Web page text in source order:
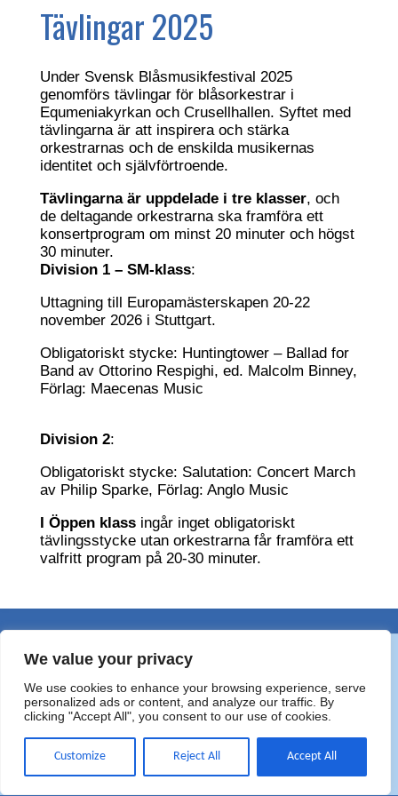
We value your privacy
We use cookies to enhance your browsing experience, serve
personalized ads or content, and analyze our traffic. By
clicking "Accept All", you consent to our use of cookies.
Customize Reject All Accept All
Tävlingar 2025
Under Svensk Blåsmusikfestival 2025
genomförs tävlingar för blåsorkestrar i
Equmeniakyrkan och Crusellhallen. Syftet med
tävlingarna är att inspirera och stärka
orkestrarnas och de enskilda musikernas
identitet och självförtroende.
Tävlingarna är uppdelade i tre klasser, och
de deltagande orkestrarna ska framföra ett
konsertprogram om minst 20 minuter och högst
30 minuter.
Division 1 – SM-klass:
Uttagning till Europamästerskapen 20-22
november 2026 i Stuttgart.
Obligatoriskt stycke: Huntingtower – Ballad for
Band av Ottorino Respighi, ed. Malcolm Binney,
Förlag: Maecenas Music
Division 2:
Obligatoriskt stycke: Salutation: Concert March
av Philip Sparke, Förlag: Anglo Music
I Öppen klass ingår inget obligatoriskt
tävlingsstycke utan orkestrarna får framföra ett
valfritt program på 20-30 minuter.
©2020 Svensk Blåsmusikfestival